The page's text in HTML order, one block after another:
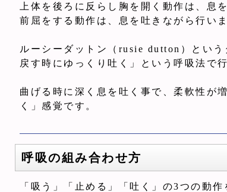
上体を後ろに反らし胸を開く動作は、息
前屈をする動作は、息を吐きながら行いま
ルーシーダットン（rusie dutton）とい
戻す時にゆっくり吐く」という呼吸法で
曲げる時に深く息を吐く事で、柔軟性が
く」感覚です。
呼吸の組み合わせ方
「吸う」「止める」「吐く」の3つの動